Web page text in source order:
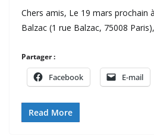
Chers amis, Le 19 mars prochain
Balzac (1 rue Balzac, 75008
Partager :
Facebook E-mail
Read More